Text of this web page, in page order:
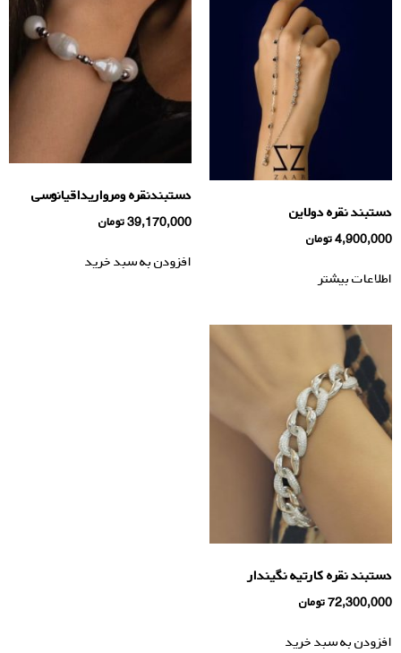
دستبند نقره دولاین
4,900,000تومان
اطلاعات بیشتر
دستبندنقره ومرواریداقیانوسی
39,170,000تومان
افزودن به سبد خرید
دستبند نقره كارتيه نگيندار
72,300,000تومان
افزودن به سبد خرید